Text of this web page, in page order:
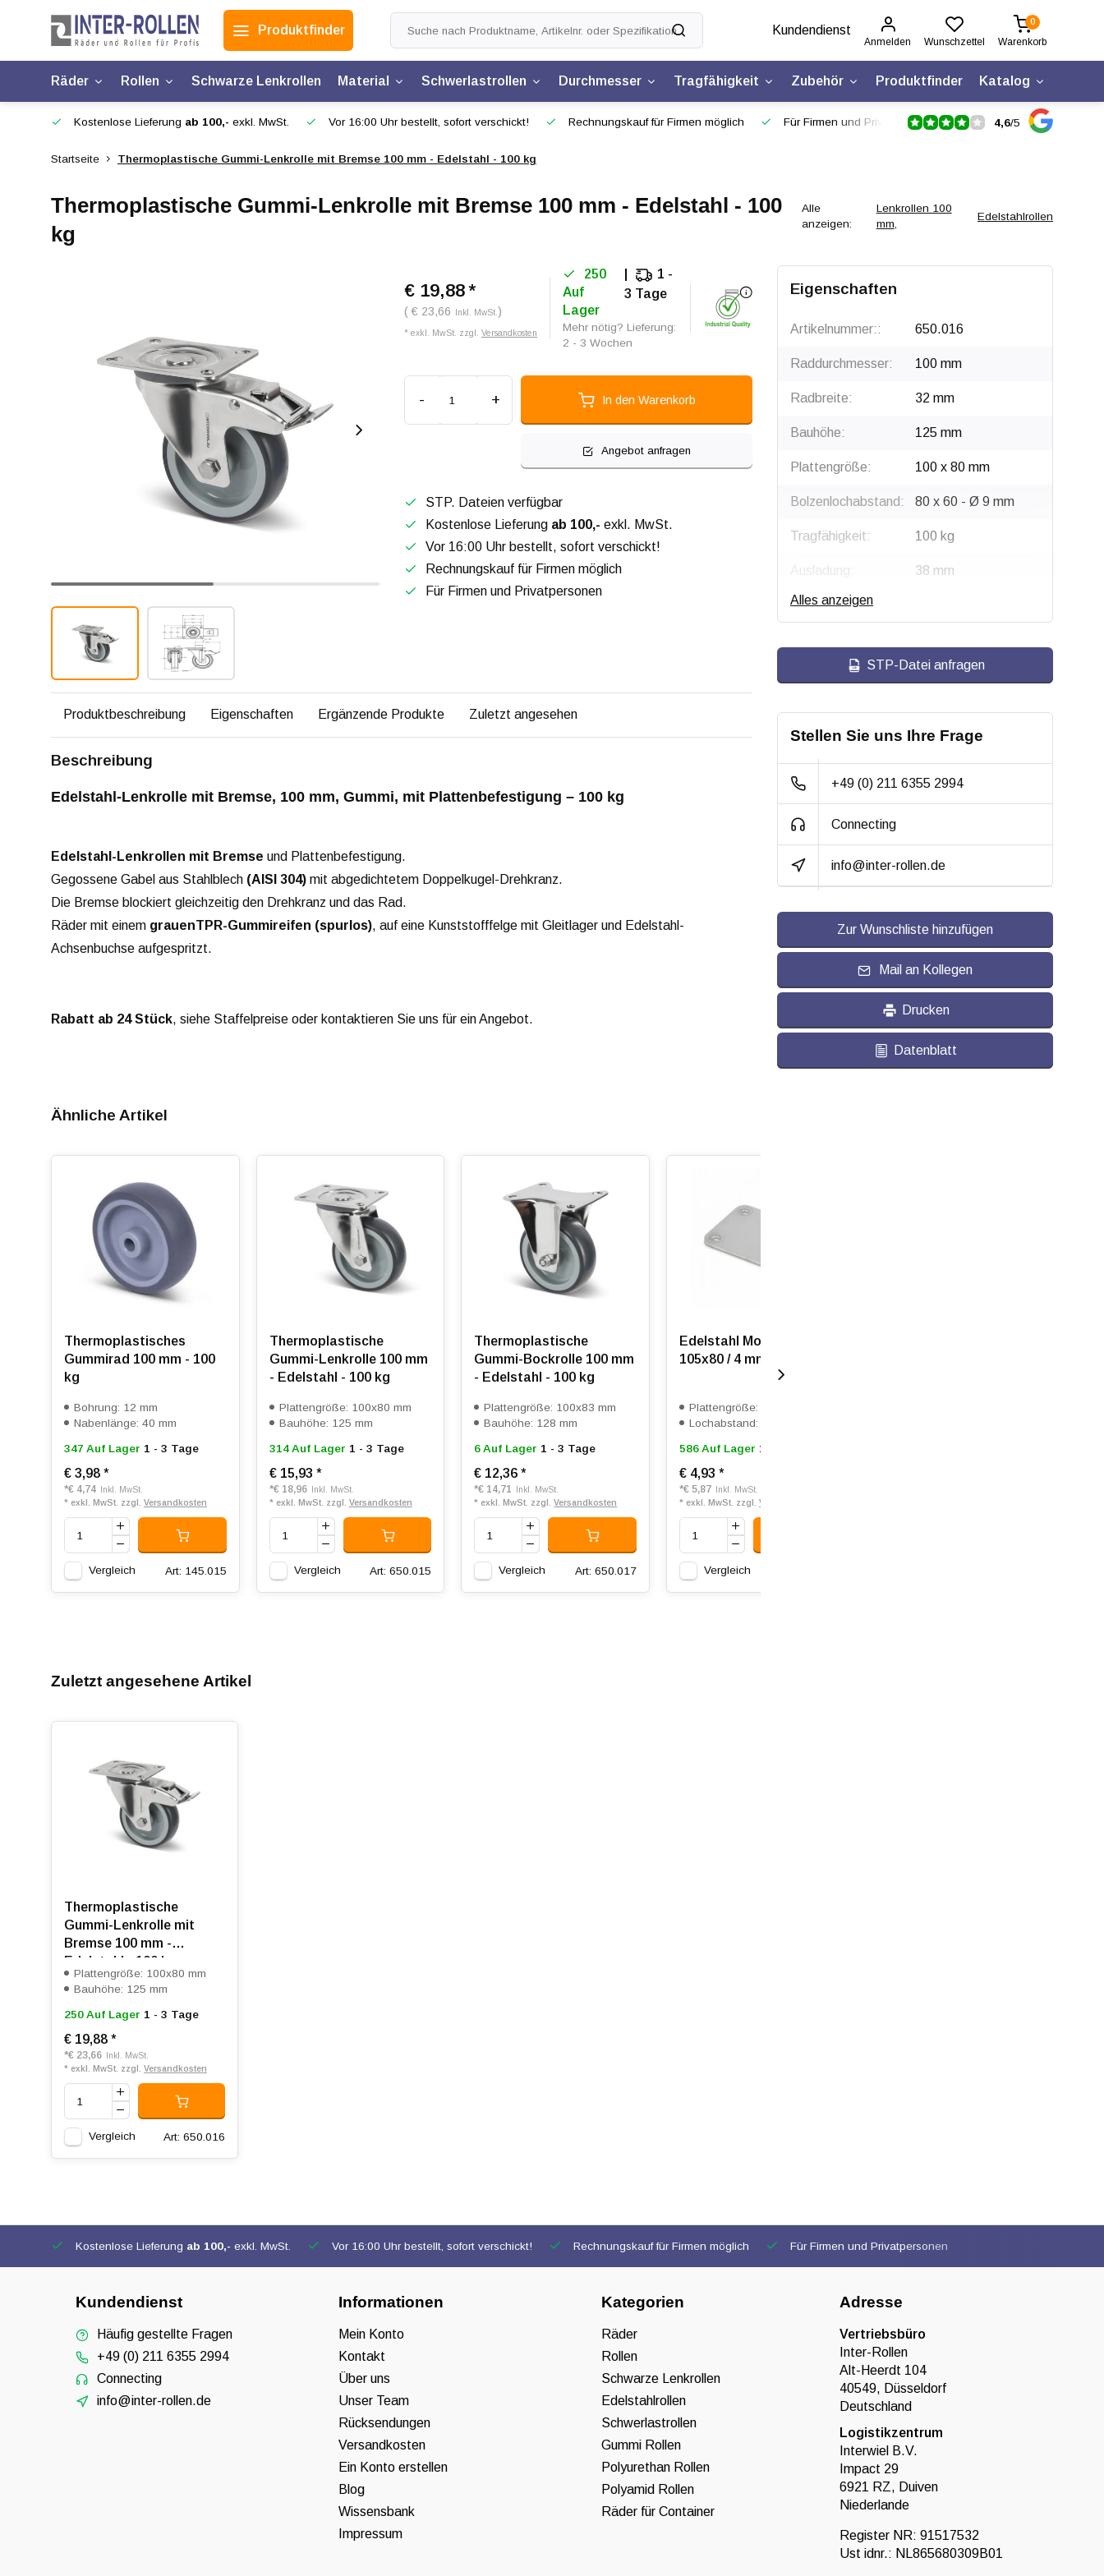
Produktfinder Kundendienst
Anmelden Wunschzettel
0
Warenkorb
Räder Rollen Schwarze Lenkrollen Material Schwerlastrollen Durchmesser Tragfähigkeit Zubehör Produktfinder Katalog
Kostenlose Lieferung ab 100,- exkl. MwSt. Vor 16:00 Uhr bestellt, sofort verschickt! Rechnungskauf für Firmen möglich Für Firmen und Privatpersonen 4,6/5
Startseite Thermoplastische Gummi-Lenkrolle mit Bremse 100 mm - Edelstahl - 100 kg
Thermoplastische Gummi-Lenkrolle mit Bremse 100 mm - Edelstahl - 100
kg
Alle
anzeigen:
Lenkrollen 100
mm,
Edelstahlrollen
€ 19,88 *
( € 23,66 Inkl. MwSt. )
* exkl. MwSt. zzgl. Versandkosten
250
Auf
Lager
1 -
3 Tage
Mehr nötig? Lieferung:
2 - 3 Wochen
- + In den Warenkorb
Angebot anfragen
STP. Dateien verfügbar
Kostenlose Lieferung ab 100,- exkl. MwSt.
Vor 16:00 Uhr bestellt, sofort verschickt!
Rechnungskauf für Firmen möglich
Für Firmen und Privatpersonen
Produktbeschreibung Eigenschaften Ergänzende Produkte Zuletzt angesehen
Beschreibung
Edelstahl-Lenkrolle mit Bremse, 100 mm, Gummi, mit Plattenbefestigung – 100 kg
Edelstahl-Lenkrollen mit Bremse und Plattenbefestigung.
Gegossene Gabel aus Stahlblech (AISI 304) mit abgedichtetem Doppelkugel-Drehkranz.
Die Bremse blockiert gleichzeitig den Drehkranz und das Rad.
Räder mit einem grauenTPR-Gummireifen (spurlos), auf eine Kunststofffelge mit Gleitlager und Edelstahl-
Achsenbuchse aufgespritzt.
Rabatt ab 24 Stück, siehe Staffelpreise oder kontaktieren Sie uns für ein Angebot.
Ähnliche Artikel
Thermoplastisches
Gummirad 100 mm - 100
kg
Bohrung: 12 mm
Nabenlänge: 40 mm
347 Auf Lager 1 - 3 Tage
€ 3,98 *
*€ 4,74
Inkl. MwSt.
* exkl. MwSt. zzgl. Versandkosten
Vergleich Art: 145.015
Thermoplastische
Gummi-Lenkrolle 100 mm
- Edelstahl - 100 kg
Plattengröße: 100x80 mm
Bauhöhe: 125 mm
314 Auf Lager 1 - 3 Tage
€ 15,93 *
*€ 18,96
Inkl. MwSt.
* exkl. MwSt. zzgl. Versandkosten
Vergleich Art: 650.015
Thermoplastische
Gummi-Bockrolle 100 mm
- Edelstahl - 100 kg
Plattengröße: 100x83 mm
Bauhöhe: 128 mm
6 Auf Lager 1 - 3 Tage
€ 12,36*
*€ 14,71
Inkl. MwSt.
* exkl. MwSt. zzgl.Versandkosten
Vergleich Art: 650.017
Edelstahl Montageplatte
105x80 / 4 mm
Plattengröße: 105x80 mm
Lochabstand: 80x60 mm
586 Auf Lager 1 - 3 Tage
€ 4,93*
*€ 5,87
Inkl. MwSt.
* exkl. MwSt. zzgl.Versandkosten
Vergleich
Eigenschaften
Artikelnummer:: 650.016
Raddurchmesser: 100 mm
Radbreite: 32 mm
Bauhöhe: 125 mm
Plattengröße: 100 x 80 mm
Bolzenlochabstand: 80 x 60 - Ø 9 mm
Tragfähigkeit: 100 kg
Ausladung: 38 mm
Radtyp:
Edelstahl AISI 304
gleichzeitig
Radkörper: Kunststoff
Lauffläche:
Thermoplastischer
Gummi, gespritzt
Rollwiderstand: 3
Verschleißfest: 3
3
Passend für:
Glatte bis leicht
Alles anzeigen
STP-Datei anfragen
Stellen Sie uns Ihre Frage
+49 (0) 211 6355 2994
Connecting
info@inter-rollen.de
Zur Wunschliste hinzufügen
Mail an Kollegen
Drucken
Datenblatt
Zuletzt angesehene Artikel
Thermoplastische
Gummi-Lenkrolle mit
Bremse 100 mm -
Edelstahl - 100 kg
Plattengröße: 100x80 mm
Bauhöhe: 125 mm
250 Auf Lager 1 - 3 Tage
€ 19,88 *
*€ 23,66
Inkl. MwSt.
* exkl. MwSt. zzgl. Versandkosten
Vergleich Art: 650.016
Kostenlose Lieferung ab 100,- exkl. MwSt. Vor 16:00 Uhr bestellt, sofort verschickt! Rechnungskauf für Firmen möglich Für Firmen und Privatpersonen
Kundendienst
Häufig gestellte Fragen
+49 (0) 211 6355 2994
Connecting
info@inter-rollen.de
Informationen
Mein Konto
Kontakt
Über uns
Unser Team
Rücksendungen
Versandkosten
Ein Konto erstellen
Blog
Wissensbank
Impressum
Kategorien
Räder
Rollen
Schwarze Lenkrollen
Edelstahlrollen
Schwerlastrollen
Gummi Rollen
Polyurethan Rollen
Polyamid Rollen
Räder für Container
Adresse
Vertriebsbüro
Inter-Rollen
Alt-Heerdt 104
40549, Düsseldorf
Deutschland
Logistikzentrum
Interwiel B.V.
Impact 29
6921 RZ, Duiven
Niederlande
Register NR: 91517532
Ust idnr.: NL865680309B01